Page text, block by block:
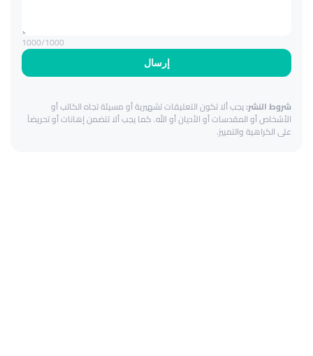
إرسال
1000/1000
شروط النشر:يجب ألا تكون التعليقات تشهيرية أو مسيئة تجاه الكاتب أو
الأشخاص أو المقدسات أو الأديان أو الله. كما يجب ألا تتضمن إهانات أو تحريضاً
على الكراهية والتمييز.